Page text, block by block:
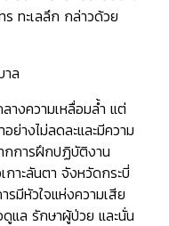
ทะเลลึก กล่าวด้วย
าล
างความเหลื่อมล้ำ แต่
ย่างไม่ลดละและมีความ
กการฝึกปฏิบัติงาน
กาะลันตา จังหวัดกระบี่
รมีหัวใจแห่งความเสีย
แล รักษาผู้ป่วย และนั่น